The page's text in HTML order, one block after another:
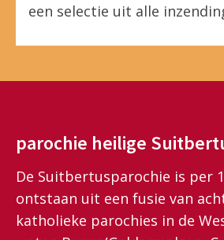
een selectie uit alle
parochie heilige
De Suitbertusparochie is per
ontstaan uit een fusie van
katholieke parochies in de